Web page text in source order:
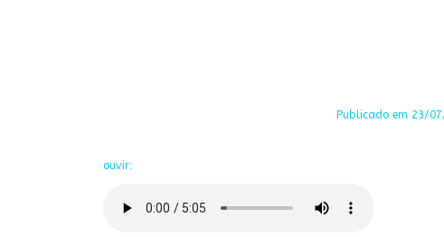
Publicado em 23/
ouvir: